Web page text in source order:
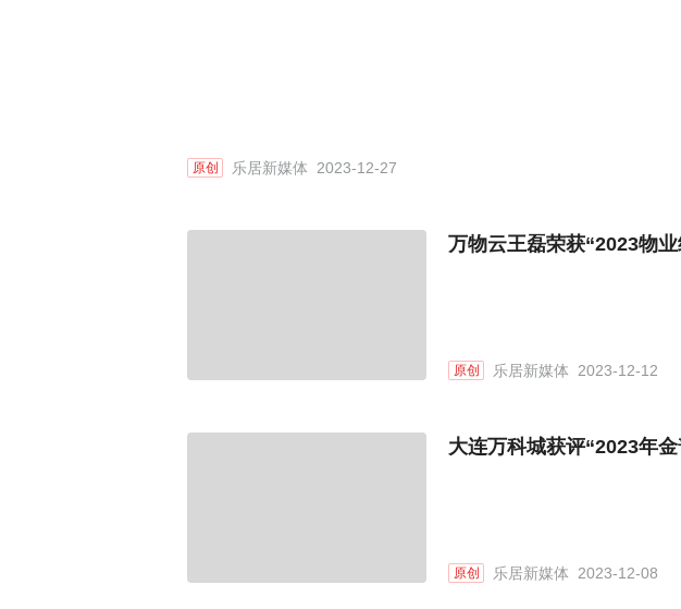
原创 乐居新媒体 2023-12-27
万物云王磊荣获“2023物
原创 乐居新媒体 2023-12-12
大连万科城获评“2023年
原创 乐居新媒体 2023-12-08